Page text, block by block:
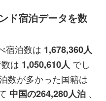
読
る
す
ド宿泊データを数
宿泊数は 1,678,360人
は 1,050,610人 でし
数が多かった国籍は
中国の264,280人泊 、